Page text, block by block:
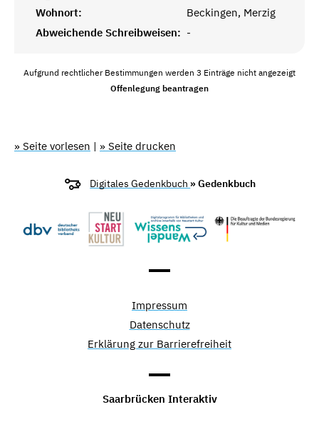
Wohnort:
Beckingen, Merzig
Abweichende Schreibweisen: -
Aufgrund rechtlicher Bestimmungen werden 3 Einträge nicht angezeigt
Offenlegung beantragen
» Seite vorlesen | » Seite drucken
Digitales Gedenkbuch » Gedenkbuch
Impressum
Datenschutz
Erklärung zur Barrierefreiheit
Saarbrücken Interaktiv